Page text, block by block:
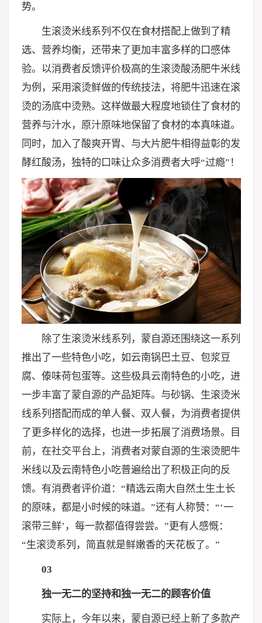
势。
生滚烫米线系列不仅在食材搭配上做到了精
选、营养均衡，还带来了更加丰富多样的口感体
验。以消费者反馈评价极高的生滚烫酸汤肥牛米线
为例，采用滚烫鲜做的传统技法，将肥牛迅速在滚
烫的汤底中烫熟。这样做最大程度地锁住了食材的
营养与汁水，原汁原味地保留了食材的本真味道。
同时，加入了酸爽开胃、与大片肥牛相得益彰的发
酵红酸汤，独特的口味让众多消费者大呼“过瘾”！
除了生滚烫米线系列，蒙自源还围绕这一系列
推出了一些特色小吃，如云南锅巴土豆、包浆豆
腐、傣味荷包蛋等。这些极具云南特色的小吃，进
一步丰富了蒙自源的产品矩阵。与砂锅、生滚烫米
线系列搭配而成的单人餐、双人餐，为消费者提供
了更多样化的选择，也进一步拓展了消费场景。目
前，在社交平台上，消费者对蒙自源的生滚烫肥牛
米线以及云南特色小吃普遍给出了积极正向的反
馈。有消费者评价道：“精选云南大自然土生土长
的原味，都是小时候的味道。”还有人称赞：“‘一
滚带三鲜’，每一款都值得尝尝。”更有人感慨：
“生滚烫系列，简直就是鲜嫩香的天花板了。”
03
独一无二的坚持和独一无二的顾客价值
实际上，今年以来，蒙自源已经上新了多款产